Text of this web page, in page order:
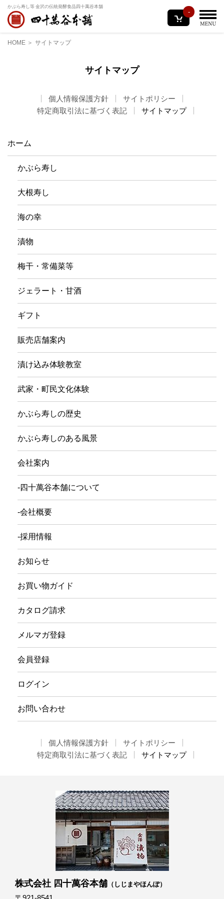
かぶら寿し等 金沢の伝統発酵食品四十萬谷本舗
-
HOME サイトマップ
サイトマップ
個人情報保護方針
サイトポリシー
特定商取引法に基づく表記
サイトマップ
ホーム
かぶら寿し
大根寿し
海の幸
漬物
梅干・常備菜等
ジェラート・甘酒
ギフト
販売店舗案内
漬け込み体験教室
武家・町民文化体験
かぶら寿しの歴史
かぶら寿しのある風景
会社案内
-四十萬谷本舗について
-会社概要
-採用情報
お知らせ
お買い物ガイド
カタログ請求
メルマガ登録
会員登録
ログイン
お問い合わせ
個人情報保護方針
サイトポリシー
特定商取引法に基づく表記
サイトマップ
株式会社 四十萬谷本舗 （しじまやほんぽ）